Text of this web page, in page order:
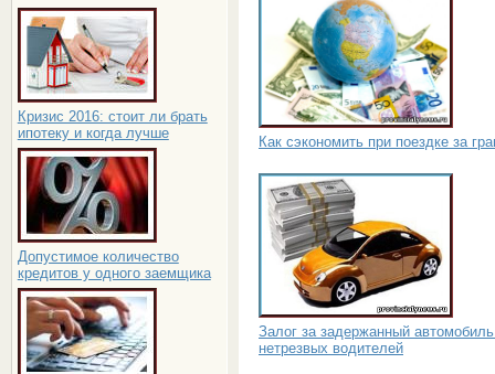
Кризис 2016: стоит ли брать
ипотеку и когда лучше
Допустимое количество
кредитов у одного заемщика
Как сэкономить при поездке за
Залог за задержанный
нетрезвых водителей